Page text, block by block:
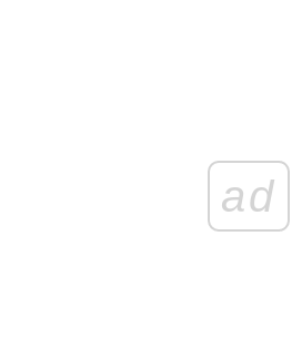
ad